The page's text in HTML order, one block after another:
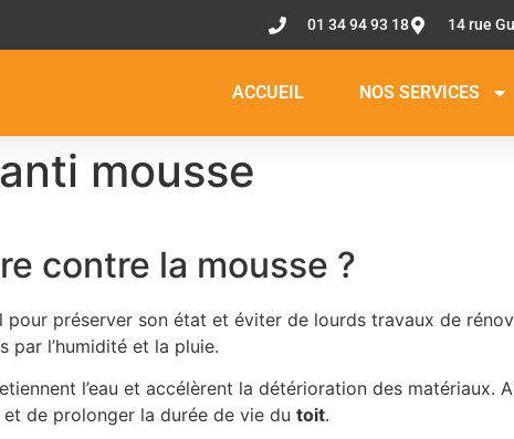
01 34 94 93 18 14 rue
ACCUEIL NOS SERVICES
mousse
contre la mousse ?
préserver son état et éviter de lourds travaux de
par l’humidité et la pluie.
l’eau et accélèrent la détérioration des matériaux.
de prolonger la durée de vie du toit.